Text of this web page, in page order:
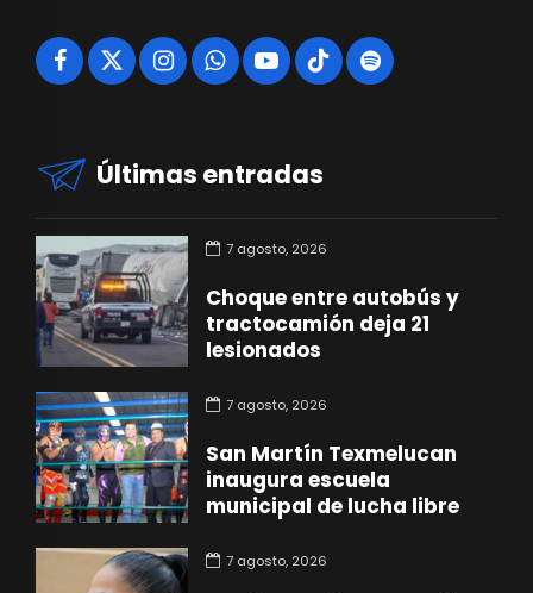
Últimas entradas
7 agosto, 2026
Choque entre autobús y
tractocamión deja 21
lesionados
7 agosto, 2026
San Martín Texmelucan
inaugura escuela
municipal de lucha libre
7 agosto, 2026